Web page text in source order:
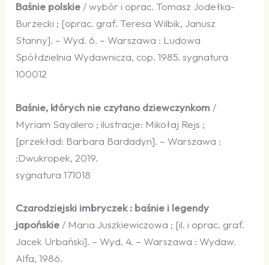
Baśnie polskie / wybór i oprac. Tomasz Jodełka-
Burzecki ; [oprac. graf. Teresa Wilbik, Janusz
Stanny]. – Wyd. 6. – Warszawa : Ludowa
Spółdzielnia Wydawnicza, cop. 1985. sygnatura
100012
Baśnie, których nie czytano dziewczynkom /
Myriam Sayalero ; ilustracje: Mikołaj Rejs ;
[przekład: Barbara Bardadyn]. – Warszawa :
:Dwukropek, 2019.
sygnatura 171018
Czarodziejski imbryczek : baśnie i legendy
japońskie / Maria Juszkiewiczowa ; [il. i oprac. graf.
Jacek Urbański]. – Wyd. 4. – Warszawa : Wydaw.
Alfa, 1986.